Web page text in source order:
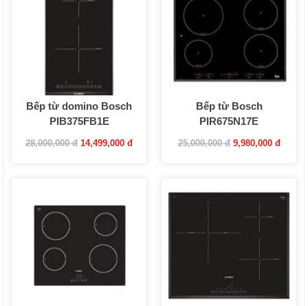
Bếp từ domino Bosch
PIB375FB1E
28,000,000 đ 14,499,000 đ
Bếp từ Bosch
PIR675N17E
25,000,000 đ 9,980,000 đ